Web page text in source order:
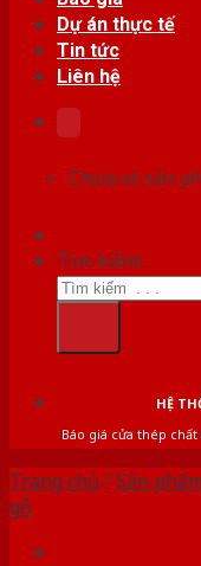
Dự án thực tế
Tin tức
Liên hệ
Chưa có sản
Tìm kiếm:
HỆ
Báo giá cửa thép
Trang chủ /Sản
gỗ